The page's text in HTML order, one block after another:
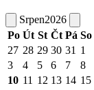
Srpen2026
Po Út St Čt Pá So
27 28 29 30 31 1
3
4 5 6 7 8
10 11 12 13 14 15